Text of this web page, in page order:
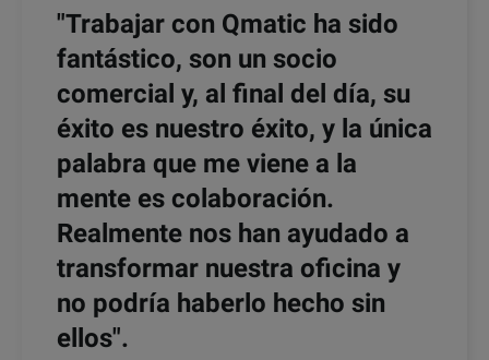
"Trabajar con Qmatic ha sido
fantástico, son un socio
comercial y, al final del día, su
éxito es nuestro éxito, y la única
palabra que me viene a la
mente es colaboración.
Realmente nos han ayudado a
transformar nuestra oficina y
no podría haberlo hecho sin
ellos".